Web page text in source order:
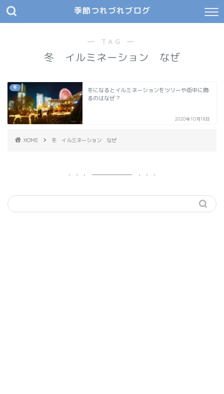
季節つれづれブログ
― TAG ―
冬 イルミネーション なぜ
冬
冬になるとイルミネーションをツリーや街中に飾
るのはなぜ？
2020年10月18日
HOME 冬 イルミネーション なぜ